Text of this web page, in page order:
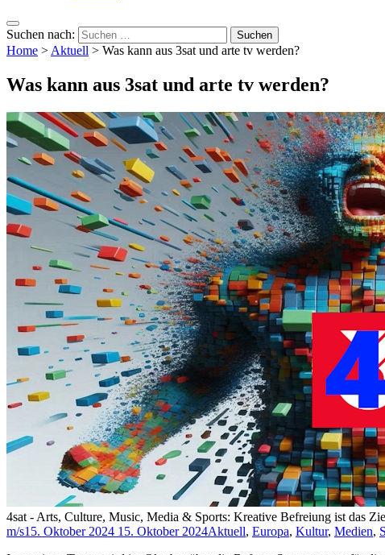
Suchen nach:
Home >Aktuell > Was kann aus 3sat und arte tv werden?
Was kann aus 3sat und arte tv werden?
4sat - Arts, Culture, Music, Media & Sports: Kreative Befreiung ist das
m/s15. Oktober 2024 15. Oktober 2024Aktuell, Europa, Kultur, Medien,